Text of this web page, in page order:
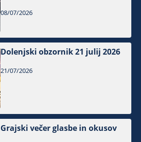
08/07/2026
Dolenjski obzornik 21 julij 2026
21/07/2026
Grajski večer glasbe in okusov